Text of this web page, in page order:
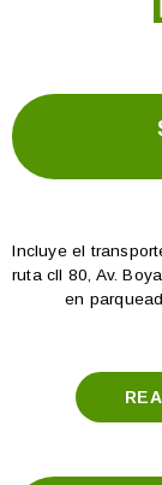
Incluye el
ruta cll 80, Av.
en